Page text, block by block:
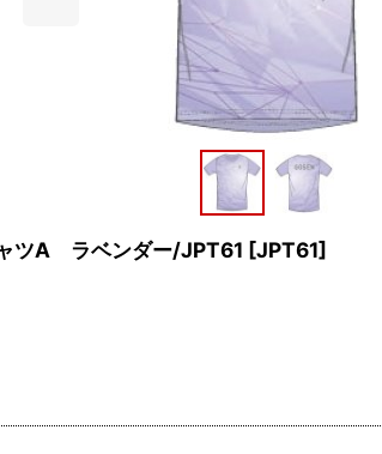
ツA ラベンダー/JPT61 [JPT61]